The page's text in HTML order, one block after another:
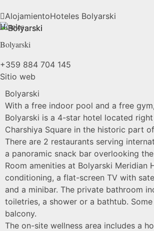
AlojamientoHoteles Bolyarski
Hoteles
Bolyarski
+359 884 704 145
Sitio web
Bolyarski
With a free indoor pool and a free
Bolyarski is a 4-star hotel located
Charshiya Square in the historic part
There are 2 restaurants serving
a panoramic snack bar overlooking the
Room amenities at Bolyarski Meridian
conditioning, a flat-screen TV with
and a minibar. The private bathroom
toiletries, a shower or a bathtub.
balcony.
The on-site wellness area includes a